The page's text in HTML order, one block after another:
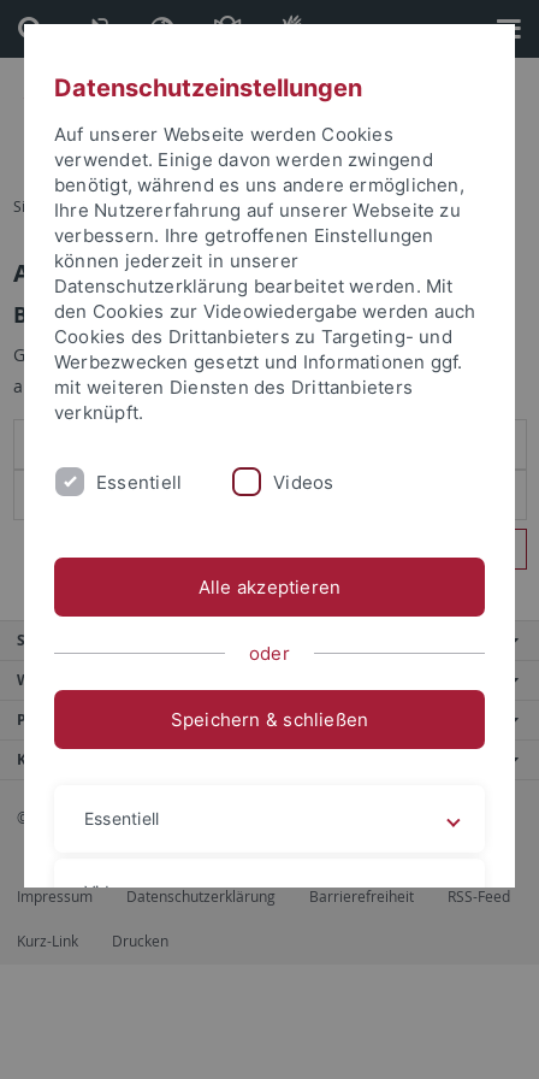
Direkt
zum
Inhalt
Direkt
zur
Fußleiste
Sie sind hier: Startseite
Anmelden
Benutzeranmeldung
Geben Sie Ihren Benutzernamen und Ihr Passwort an um sich
anzumelden:
Service
Weitere Angebote
Portale
Kontaktinfo
© 2026 Eberhard Karls Universität Tübingen, Tübingen
Impressum Datenschutzerklärung Barrierefreiheit RSS-Feed
Kurz-Link Drucken
Datenschutzeinstellungen
Auf unserer Webseite werden Cookies
verwendet. Einige davon werden zwingend
benötigt, während es uns andere ermöglichen,
Ihre Nutzererfahrung auf unserer Webseite zu
verbessern. Ihre getroffenen Einstellungen
können jederzeit in unserer
Datenschutzerklärung bearbeitet werden. Mit
den Cookies zur Videowiedergabe werden auch
Cookies des Drittanbieters zu Targeting- und
Werbezwecken gesetzt und Informationen ggf.
mit weiteren Diensten des Drittanbieters
verknüpft.
Essentiell Videos
Alle akzeptieren
oder
Speichern & schließen
Essentiell
Videos